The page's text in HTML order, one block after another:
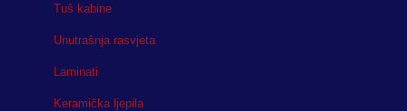
Tuš kabine
Unutrašnja rasvjeta
Laminati
Keramička ljepila